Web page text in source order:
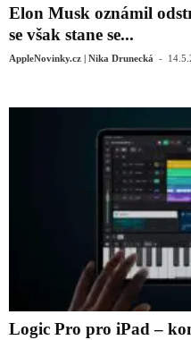
Elon Musk oznámil
se však stane se...
AppleNovinky.cz | Nika Drunecká -
Logic Pro pro iPad –